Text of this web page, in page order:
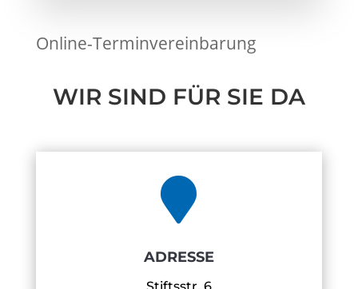
Online-Terminvereinbarung
WIR SIND FÜR SIE DA

ADRESSE